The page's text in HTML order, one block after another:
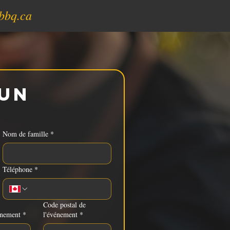
Nom de famille *
Téléphone *
*
Code postal de
l'événement *